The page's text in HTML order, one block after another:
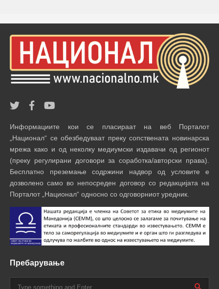
Информациите кои се пласираат на веб Порталот
„Национал“ се обезбедуваат преку сопствената новинарска
мрежа како и од неколку медиумски издавачи од регионот
(преку регулирани договори за соработка/авторски права).
Бесплатно преземање содржини надвор од условите е
дозволено само во непосреден договор со редакцијата на
Порталот „Национал“ односно со одговорниот уредник.
Пребарување